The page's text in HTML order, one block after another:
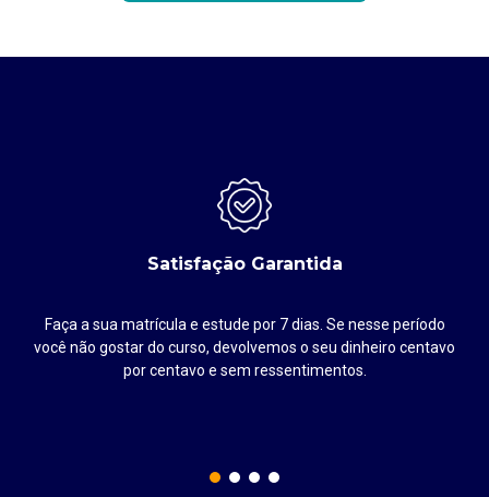
Satisfação Garantida
Faça a sua matrícula e estude por 7 dias. Se nesse período
você não gostar do curso, devolvemos o seu dinheiro centavo
por centavo e sem ressentimentos.